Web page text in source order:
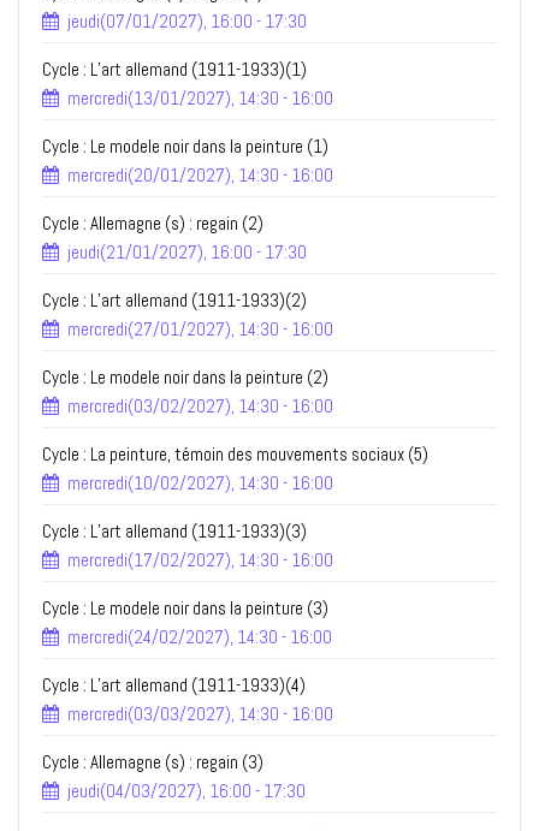
jeudi(07/01/2027), 16:00 - 17:30
Cycle : L’art allemand (1911-1933)(1)
mercredi(13/01/2027), 14:30 - 16:00
Cycle : Le modele noir dans la peinture (1)
mercredi(20/01/2027), 14:30 - 16:00
Cycle : Allemagne (s) : regain (2)
jeudi(21/01/2027), 16:00 - 17:30
Cycle : L’art allemand (1911-1933)(2)
mercredi(27/01/2027), 14:30 - 16:00
Cycle : Le modele noir dans la peinture (2)
mercredi(03/02/2027), 14:30 - 16:00
Cycle : La peinture, témoin des mouvements sociaux (5)
mercredi(10/02/2027), 14:30 - 16:00
Cycle : L’art allemand (1911-1933)(3)
mercredi(17/02/2027), 14:30 - 16:00
Cycle : Le modele noir dans la peinture (3)
mercredi(24/02/2027), 14:30 - 16:00
Cycle : L’art allemand (1911-1933)(4)
mercredi(03/03/2027), 14:30 - 16:00
Cycle : Allemagne (s) : regain (3)
jeudi(04/03/2027), 16:00 - 17:30